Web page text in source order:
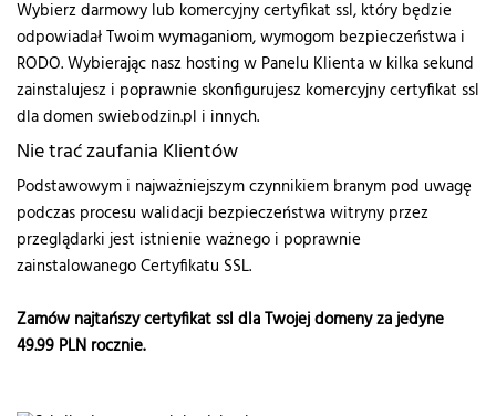
Wybierz darmowy lub komercyjny certyfikat ssl, który będzie
odpowiadał Twoim wymaganiom, wymogom bezpieczeństwa i
RODO. Wybierając nasz hosting w Panelu Klienta w kilka sekund
zainstalujesz i poprawnie skonfigurujesz komercyjny certyfikat ssl
dla domen swiebodzin.pl i innych.
Nie trać zaufania Klientów
Podstawowym i najważniejszym czynnikiem branym pod uwagę
podczas procesu walidacji bezpieczeństwa witryny przez
przeglądarki jest istnienie ważnego i poprawnie
zainstalowanego Certyfikatu SSL.
Zamów najtańszy certyfikat ssl dla Twojej domeny za jedyne
49.99 PLN rocznie.